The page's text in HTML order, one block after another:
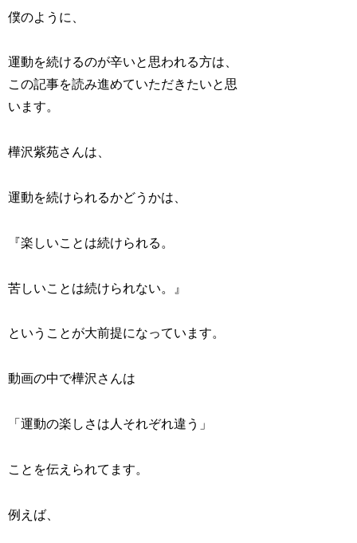
僕のように、
運動を続けるのが辛いと思われる方は、
この記事を読み進めていただきたいと思
います。
樺沢紫苑さんは、
運動を続けられるかどうかは、
『楽しいことは続けられる。
苦しいことは続けられない。』
ということが大前提になっています。
動画の中で樺沢さんは
「運動の楽しさは人それぞれ違う」
ことを伝えられてます。
例えば、